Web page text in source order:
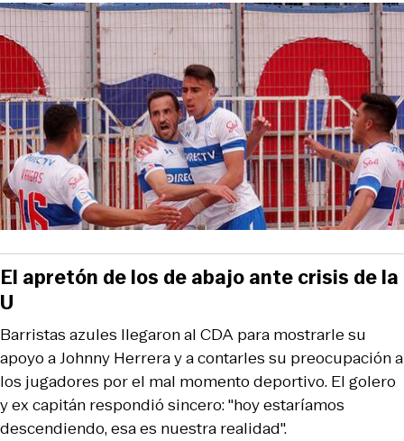
Barristas azules llegaron al CDA para mostrarle su
apoyo a Johnny Herrera y a contarles su preocupación a
los jugadores por el mal momento deportivo. El golero
y ex capitán respondió sincero: "hoy estaríamos
descendiendo, esa es nuestra realidad".
El apretón de los de abajo ante crisis de la
U